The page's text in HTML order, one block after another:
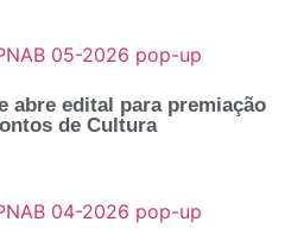
abre edital para premiação
de Cultura